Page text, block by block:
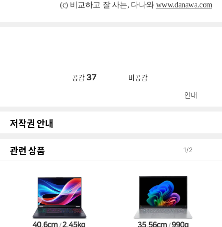
(c) 비교하고 잘 사는, 다나와 www.danawa.com
공감 37 비공감
안내
저작권 안내
관련 상품 1/2